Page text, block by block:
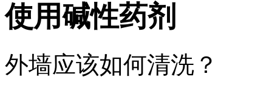
使用碱性药剂
外墙应该如何清洗？